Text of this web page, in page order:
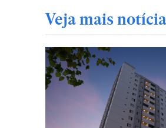
Veja mais